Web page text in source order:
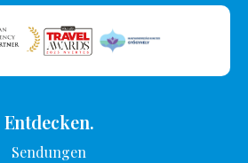
Entdecken.
Sendungen